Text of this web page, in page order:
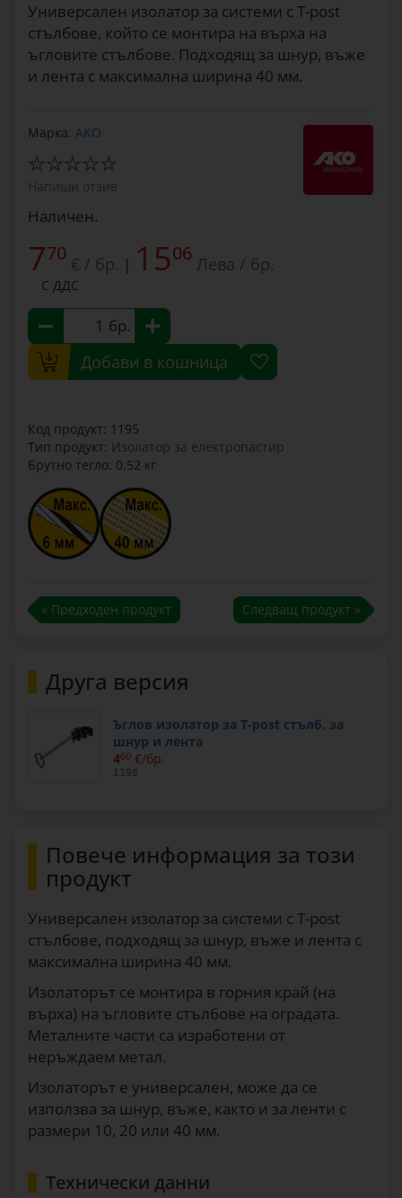
Универсален изолатор за системи с T-post
стълбове, който се монтира на върха на
ъгловите стълбове. Подходящ за шнур, въже
и лента с максимална ширина 40 мм.
Марка: AKO
Напиши отзив
Наличен.
770 € / бр. | 1506 Лева / бр.
С ДДС
бр.
Добави в кошница
Код продукт: 1195
Тип продукт: Изолатор за електропастир
Брутно тегло: 0.52 кг
« Предходен продукт Следващ продукт »
Друга версия
Ъглов изолатор за T-post стълб, за
шнур и лента
460 €/бр.
1198
Повече информация за този
продукт
Универсален изолатор за системи с T-post
стълбове, подходящ за шнур, въже и лента с
максимална ширина 40 мм.
Изолаторът се монтира в горния край (на
върха) на ъгловите стълбове на оградата.
Металните части са изработени от
неръждаем метал.
Изолаторът е универсален, може да се
използва за шнур, въже, както и за ленти с
размери 10, 20 или 40 мм.
Технически данни